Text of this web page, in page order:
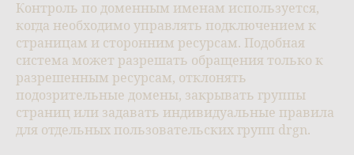
Контроль по доменным именам используется,
когда необходимо управлять подключением к
страницам и сторонним ресурсам. Подобная
система может разрешать обращения только к
разрешенным ресурсам, отклонять
подозрительные домены, закрывать группы
страниц или задавать индивидуальные правила
для отдельных пользовательских групп drgn.